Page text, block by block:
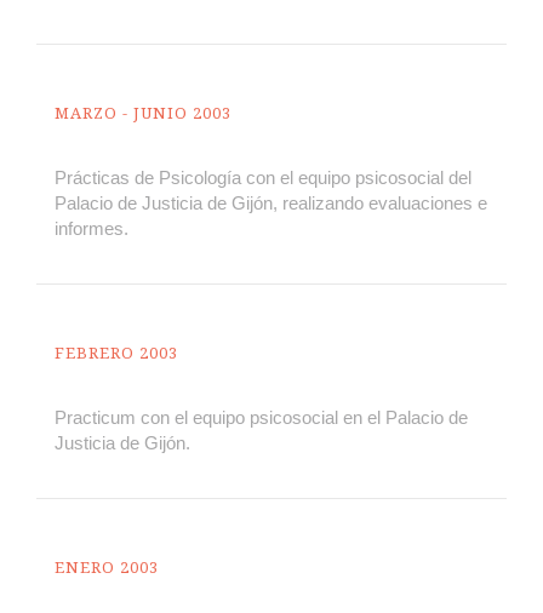
MARZO - JUNIO 2003
Prácticas de Psicología con el equipo psicosocial del
Palacio de Justicia de Gijón, realizando evaluaciones e
informes.
FEBRERO 2003
Practicum con el equipo psicosocial en el Palacio de
Justicia de Gijón.
ENERO 2003